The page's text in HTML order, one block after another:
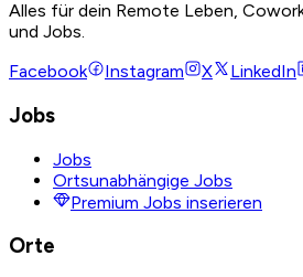
Alles für dein Remote Leben,
und Jobs.
Facebook
Instagram X LinkedIn
Jobs
Jobs
Ortsunabhängige Jobs
Premium Jobs inserieren
Orte